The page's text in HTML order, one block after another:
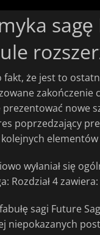
sagę
że jest to
zakończenie
nowe
poprzedzający
wyłaniał się
Rozdział 4 zawiera:
sagi Future
niepokazanych